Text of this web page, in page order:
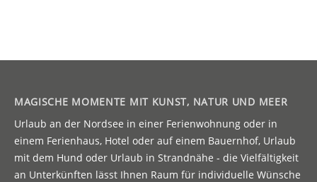
MAGISCHE MOMENTE MIT KUNST, NATUR UND MEER
Urlaub an der Nordsee in einer Ferienwohnung oder in
einem Ferienhaus, Hotel oder auf einem Bauernhof, Urlaub
mit dem Hund oder Urlaub in Strandnähe - die Vielfältigkeit
an Unterkünften lässt Ihnen Raum für individuelle Wünsche